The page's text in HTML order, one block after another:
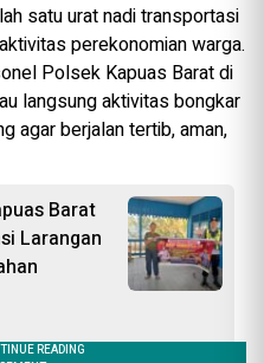
satu urat nadi transportasi
perekonomian warga.
Polsek Kapuas Barat di
langsung aktivitas bongkar
agar berjalan tertib, aman,
Barat
Larangan